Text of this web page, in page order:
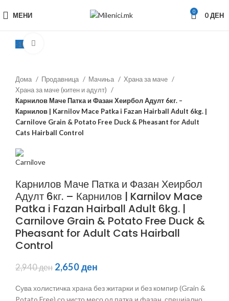
МЕНИ 0 0ДЕН
-10%
Дома Продавница Мачиња
Храна за маче
Храна за маче (китен и адулт)
Карнилов Маче Патка и Фазан Хеирбол Адулт 6кг. –
Карнилов | Karnilov Mace Patka i Fazan Hairball Adult 6kg. |
Carnilove Grain & Potato Free Duck & Pheasant for Adult
Cats Hairball Control
Карнилов Маче Патка и Фазан Хеирбол
Адулт 6кг. – Карнилов | Karnilov Mace
Patka i Fazan Hairball Adult 6kg. |
Carnilove Grain & Potato Free Duck &
Pheasant for Adult Cats Hairball
Control
2,940ден 2,650ден
Сува холистичка храна без житарки и без компир (Grain &
Potato Free) со чисто месо од патка и фазан, специјално